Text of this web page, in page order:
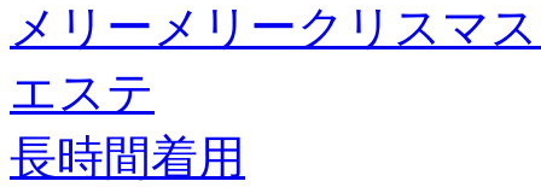
メリーメリークリスマ
エステ
長時間着用